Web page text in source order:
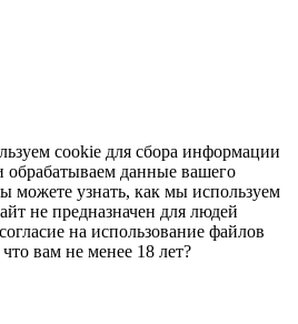
cookie для сбора информации
обрабатываем данные вашего
можете узнать, как мы используем
не предназначен для людей
на использование файлов
вам не менее 18 лет?